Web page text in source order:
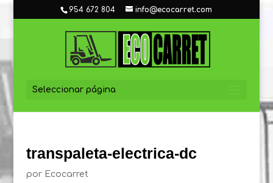
954 672 804 info@ecocarret.com
Seleccionar página
transpaleta-electrica-dc
por Ecocarret